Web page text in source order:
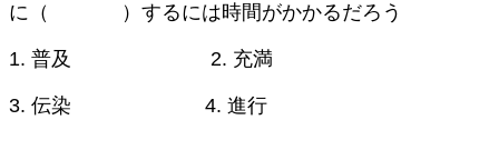
に（ ）するには時間がかかるだろう
1. 普及 2. 充満
3. 伝染 4. 進行